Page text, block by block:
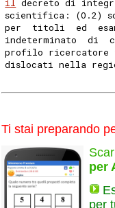
scientifica: (O.2)
per  titoli  ed
indeterminato  di
profilo ricercatore
dislocati nella
Ti stai preparando
per
per